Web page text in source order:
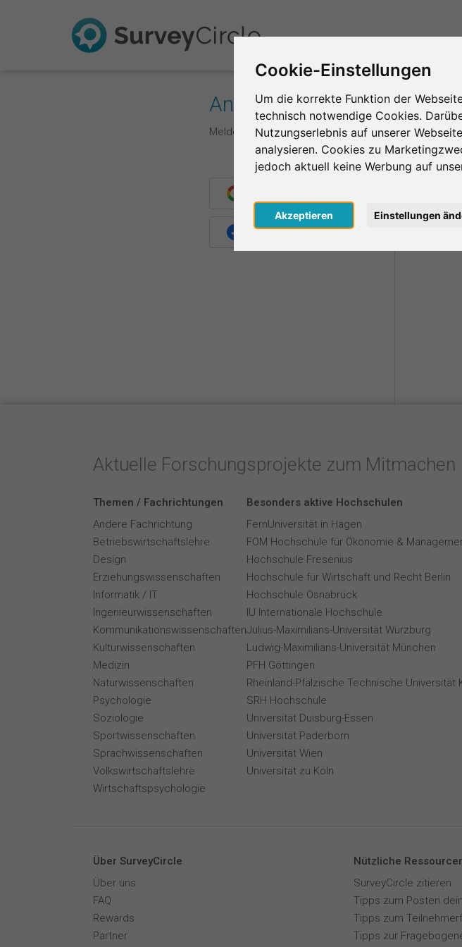
Cookie-Einstellungen
Um die korrekte Funktion der
technisch notwendige Cookies.
Nutzungserlebnis auf unserer
analysieren. Cookies zu
jedoch aktuell keine Werbung auf
Akzeptieren Einstellungen
Anmelden
Melde dich hier mit deinen Zugangsdaten an.
Weiter mit Facebook
Aktuelle Forschungsprojekte zum Mitmachen
Themen / Fachrichtungen
Andere Fachrichtung
Betriebswirtschaftslehre
Design
Erziehungswissenschaften
Informatik / IT
Ingenieurwissenschaften
Kommunikationswissenschaften
Kulturwissenschaften
Medizin
Naturwissenschaften
Psychologie
Soziologie
Sportwissenschaften
Sprachwissenschaften
Volkswirtschaftslehre
Wirtschaftspsychologie
Besonders aktive Hochschulen
FernUniversität in Hagen
FOM Hochschule für Ökonomie &
Hochschule Fresenius
Hochschule für Wirtschaft und Recht Berlin
Hochschule Osnabrück
IU Internationale Hochschule
Julius-Maximilians-Universität Würzburg
Ludwig-Maximilians-Universität München
PFH Göttingen
Rheinland-Pfälzische Technische Universität
SRH Hochschule
Universität Duisburg-Essen
Universität Paderborn
Universität Wien
Universität zu Köln
Über SurveyCircle
Über uns
FAQ
Rewards
Partner
Nützliche
SurveyCircle zitieren
Tipps zum Posten
Tipps zum
Tipps zur